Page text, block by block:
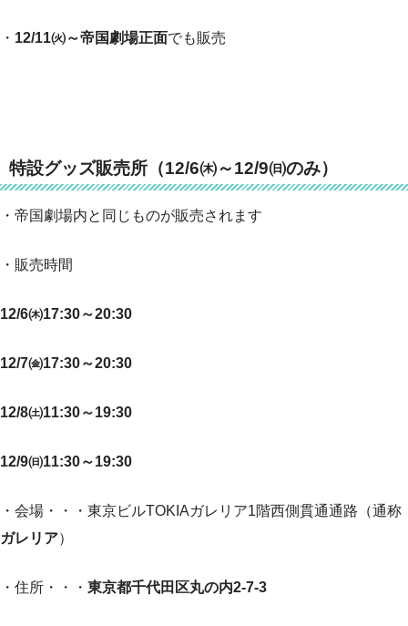
・ 12/11㈫～帝国劇場正面でも販売
特設グッズ販売所（12/6㈭～12/9㈰のみ）
・帝国劇場内と同じものが販売されます
・販売時間
12/6㈭17:30～20:30
12/7㈮17:30～20:30
12/8㈯11:30～19:30
12/9㈰11:30～19:30
・会場・・・東京ビルTOKIAガレリア1階西側貫通通路（通称
ガレリア）
・住所・・・ 東京都千代田区丸の内2-7-3